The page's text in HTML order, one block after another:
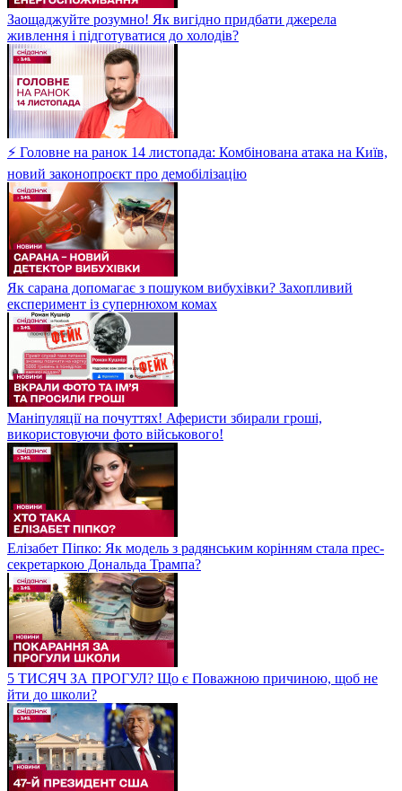
Заощаджуйте розумно! Як вигідно придбати джерела
живлення і підготуватися до холодів?
⚡ Головне на ранок 14 листопада: Комбінована атака на Київ,
новий законопроєкт про демобілізацію
Як сарана допомагає з пошуком вибухівки? Захопливий
експеримент із супернюхом комах
Маніпуляції на почуттях! Аферисти збирали гроші,
використовуючи фото військового!
Елізабет Піпко: Як модель з радянським корінням стала прес-
секретаркою Дональда Трампа?
5 ТИСЯЧ ЗА ПРОГУЛ? Що є Поважною причиною, щоб не
йти до школи?